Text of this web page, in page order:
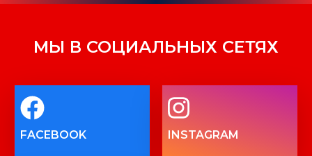
МЫ В СОЦИАЛЬНЫХ СЕТЯХ
FACEBOOK INSTAGRAM